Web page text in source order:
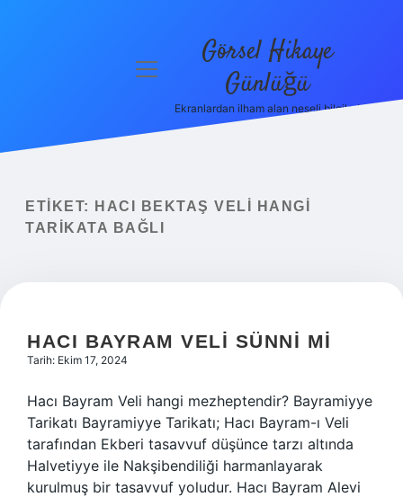
Yasal Uyarı
menüyü
Görsel Hikaye
Günlüğü
Ekranlardan ilham alan neşeli bilgiler!
ETIKET:
HACI BEKTAŞ VELI HANGI
TARIKATA BAĞLI
HACI BAYRAM VELI SÜNNI MI
Tarih: Ekim 17, 2024
Hacı Bayram Veli hangi mezheptendir? Bayramiyye
Tarikatı Bayramiyye Tarikatı; Hacı Bayram-ı Veli
tarafından Ekberi tasavvuf düşünce tarzı altında
Halvetiyye ile Nakşibendiliği harmanlayarak
kurulmuş bir tasavvuf yoludur. Hacı Bayram Alevi